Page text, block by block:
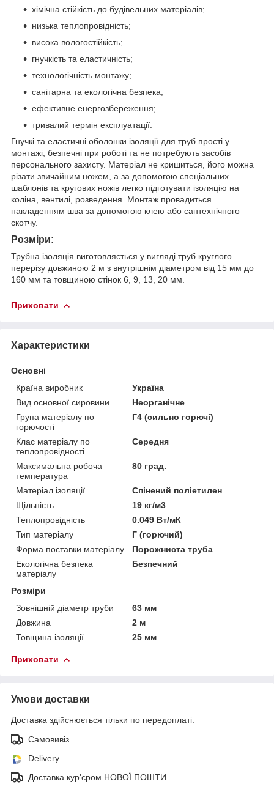
хімічна стійкість до будівельних матеріалів;
низька теплопровідність;
висока вологостійкість;
гнучкість та еластичність;
технологічність монтажу;
санітарна та екологічна безпека;
ефективне енергозбереження;
тривалий термін експлуатації.
Гнучкі та еластичні оболонки ізоляції для труб прості у
монтажі, безпечні при роботі та не потребують засобів
персонального захисту. Матеріал не кришиться, його можна
різати звичайним ножем, а за допомогою спеціальних
шаблонів та кругових ножів легко підготувати ізоляцію на
коліна, вентилі, розведення. Монтаж провадиться
накладенням шва за допомогою клею або сантехнічного
скотчу.
Розміри:
Трубна ізоляція виготовляється у вигляді труб круглого
перерізу довжиною 2 м з внутрішнім діаметром від 15 мм до
160 мм та товщиною стінок 6, 9, 13, 20 мм.
Приховати
Характеристики
Основні
Країна виробник
Україна
Вид основної сировини
Неорганічне
Група матеріалу по
горючості
Г4 (сильно горючі)
Клас матеріалу по
теплопровідності
Середня
Максимальна робоча
температура
80 град.
Матеріал ізоляції
Спінений поліетилен
Щільність
19 кг/м3
Теплопровідність
0.049 Вт/мК
Тип матеріалу
Г (горючий)
Форма поставки матеріалу
Порожниста труба
Екологічна безпека
матеріалу
Безпечний
Розміри
Зовнішній діаметр труби
63 мм
Довжина
2 м
Товщина ізоляції
25 мм
Приховати
Умови доставки
Доставка здійснюється тільки по передоплаті.
Самовивіз
Delivery
Доставка кур'єром НОВОЇ ПОШТИ